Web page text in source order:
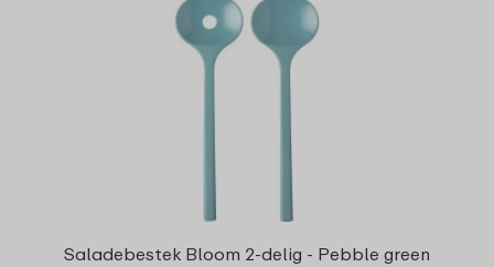
Saladebestek Bloom 2-delig - Pebble green